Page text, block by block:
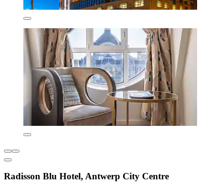
Radisson Blu Hotel, Antwerp City Centre